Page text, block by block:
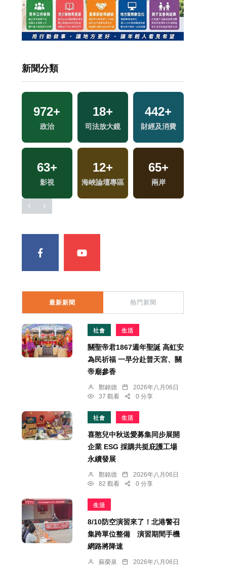
新聞分類
972+
政治
18+
司法放大鏡
442+
財經及消費
63+
影視
12+
海峽論壇專區
65+
兩岸
最新新聞 熱門新聞
社會 生活
關聖帝君1867週年聖誕 高虹安
為民祈福 一早分赴普天宮、關
帝廟參香
鄭銘德
2026年八月06日
37 觀看
0 分享
社會 生活
喜憨兒中秋送愛募集同步展開
企業 ESG 採購共挺庇護工場
永續發展
鄭銘德
2026年八月06日
82 觀看
0 分享
生活
8/10防空演習來了！北港警召
集跨單位整備 演習期間手機
網路將降速
蘇榮泉
2026年八月06日